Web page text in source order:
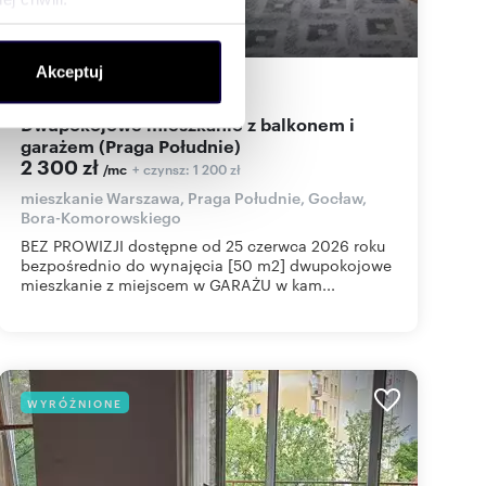
społecznościowym,
od Ciebie lub
Akceptuj
Dwupokojowe mieszkanie z balkonem i
garażem (Praga Południe)
2 300 zł /mc + czynsz: 1 200 zł
mieszkanie Warszawa, Praga Południe, Gocław,
Bora-Komorowskiego
BEZ PROWIZJI dostępne od 25 czerwca 2026 roku
bezpośrednio do wynajęcia [50 m2] dwupokojowe
mieszkanie z miejscem w GARAŻU w kam...
WYRÓŻNIONE